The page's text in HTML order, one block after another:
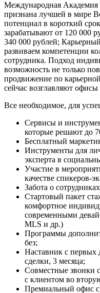
Международная
признана лучшей в мире
потенциал в короткий
зарабатывают от 120 000
340 000 рублей;
развиваем компетенции
сотрудника. Подход
возможность не только
продвижение по
сейчас возглавляют
Все необходимое, для
Сервисы и
которые решают до
Бесплатный
Инструменты для
эксперта в
Участие в
качестве спикеров-
Забота о сотрудниках
Стартовый пакет
комфортное
современными
MLS и др.)
Программы
без;
Наставник с первых
сделки, 3 месяца;
Совместные звонки
с клиентом во
Премиальный офис с